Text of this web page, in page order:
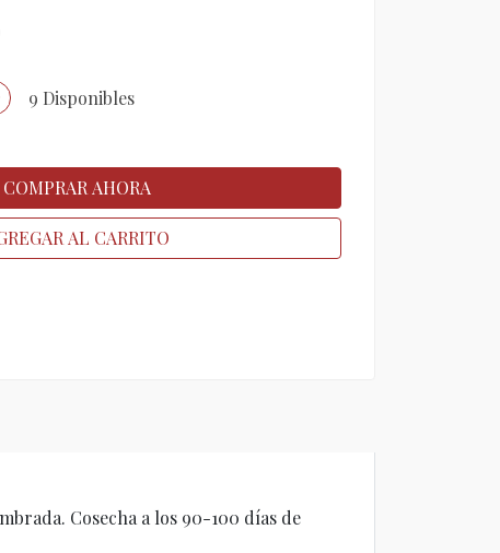
9 Disponibles
COMPRAR AHORA
AL CARRITO
Cosecha a los 90-100 días de